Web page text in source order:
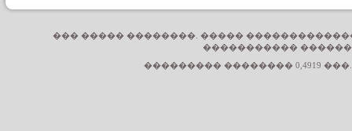
��� ����� ��������. �����
�����������
��������� �������� 0,4919